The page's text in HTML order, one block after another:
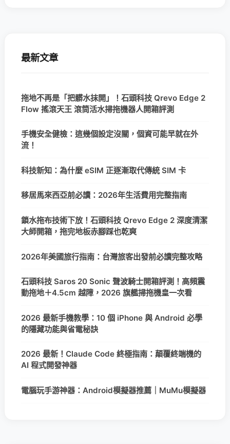
最新文章
拖地不再是「把髒水抹開」！石頭科技 Qrevo Edge 2
Flow 搖滾天王 滾筒活水掃拖機器人開箱評測
手機安全健檢：這幾個設定沒關，個資可能早就在外
流！
科技新知：為什麼 eSIM 正逐漸取代傳統 SIM 卡
移居馬來西亞前必讀：2026年生活費用完整指南
鎖水拖布技術下放！石頭科技 Qrevo Edge 2 深度清潔
大師開箱，拖完地板赤腳踩也乾爽
2026年美國旅行指南：台灣旅客出發前必讀完整攻略
石頭科技 Saros 20 Sonic 聲波騎士開箱評測！高頻震
動拖地＋4.5cm 越障，2026 旗艦掃拖機皇一次看
2026 最新手機教學：10 個 iPhone 與 Android 必學
的隱藏功能與省電秘訣
2026 最新！Claude Code 終極指南：顛覆終端機的
AI 程式開發神器
電腦玩手游神器：Android模擬器推薦｜MuMu模擬器